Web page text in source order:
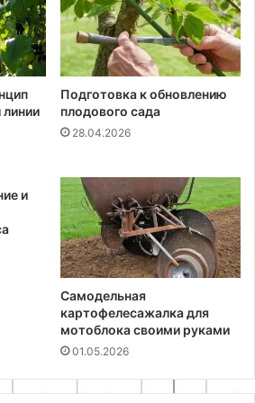
Подготовка к обновлению
плодового сада
28.04.2026
и
Самодельная
картофелесажалка для
мотоблока своими руками
01.05.2026